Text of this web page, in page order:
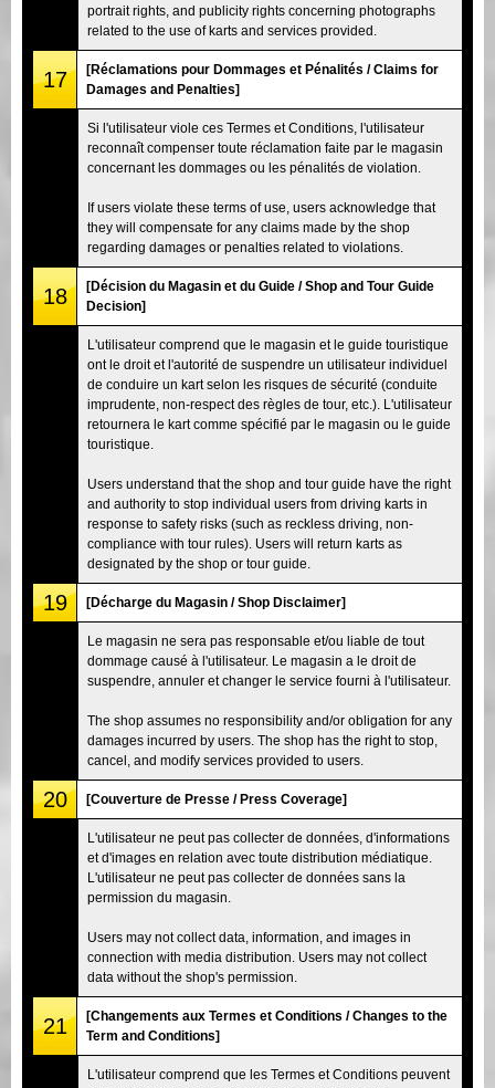
portrait rights, and publicity rights concerning photographs
related to the use of karts and services provided.
17
[Réclamations pour Dommages et Pénalités / Claims for
Damages and Penalties]
Si l'utilisateur viole ces Termes et Conditions, l'utilisateur
reconnaît compenser toute réclamation faite par le magasin
concernant les dommages ou les pénalités de violation.
If users violate these terms of use, users acknowledge that
they will compensate for any claims made by the shop
regarding damages or penalties related to violations.
18
[Décision du Magasin et du Guide / Shop and Tour Guide
Decision]
L'utilisateur comprend que le magasin et le guide touristique
ont le droit et l'autorité de suspendre un utilisateur individuel
de conduire un kart selon les risques de sécurité (conduite
imprudente, non-respect des règles de tour, etc.). L'utilisateur
retournera le kart comme spécifié par le magasin ou le guide
touristique.
Users understand that the shop and tour guide have the right
and authority to stop individual users from driving karts in
response to safety risks (such as reckless driving, non-
compliance with tour rules). Users will return karts as
designated by the shop or tour guide.
19 [Décharge du Magasin / Shop Disclaimer]
Le magasin ne sera pas responsable et/ou liable de tout
dommage causé à l'utilisateur. Le magasin a le droit de
suspendre, annuler et changer le service fourni à l'utilisateur.
The shop assumes no responsibility and/or obligation for any
damages incurred by users. The shop has the right to stop,
cancel, and modify services provided to users.
20 [Couverture de Presse / Press Coverage]
L'utilisateur ne peut pas collecter de données, d'informations
et d'images en relation avec toute distribution médiatique.
L'utilisateur ne peut pas collecter de données sans la
permission du magasin.
Users may not collect data, information, and images in
connection with media distribution. Users may not collect
data without the shop's permission.
21
[Changements aux Termes et Conditions / Changes to the
Term and Conditions]
L'utilisateur comprend que les Termes et Conditions peuvent